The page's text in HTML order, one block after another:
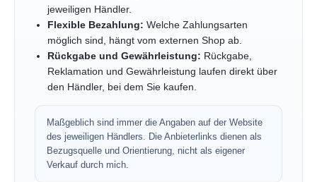
jeweiligen Händler.
Flexible Bezahlung: Welche Zahlungsarten
möglich sind, hängt vom externen Shop ab.
Rückgabe und Gewährleistung: Rückgabe,
Reklamation und Gewährleistung laufen direkt über
den Händler, bei dem Sie kaufen.
Maßgeblich sind immer die Angaben auf der Website
des jeweiligen Händlers. Die Anbieterlinks dienen als
Bezugsquelle und Orientierung, nicht als eigener
Verkauf durch mich.